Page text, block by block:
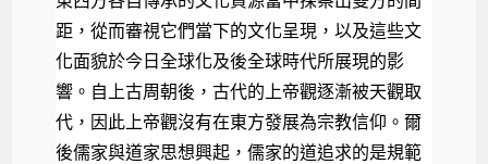
距，從而審視它們當下的文化呈現，以及這些文
化面貌於今日全球化及後全球時代所展現的影
響。 自上古周朝後，古代的上帝觀逐漸被天觀取
代， 因此上帝觀沒有在東方發展為宗教信仰。爾
後儒家與道家思想興起，儒家的道追求的是規範